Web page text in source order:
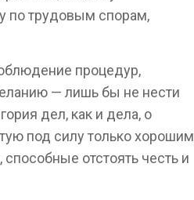
по трудовым спорам,
процедур,
— лишь бы не нести
дел, как и дела, о
под силу только хорошим
отстоять честь и